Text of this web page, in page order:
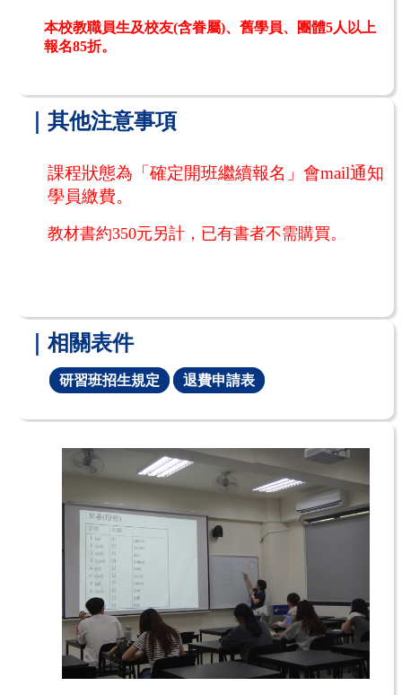
本校教職員生及校友(含眷屬)、舊學員、團體5人以上
報名85折。
｜其他注意事項
課程狀態為「確定開班繼續報名」會mail通知
學員繳費。
教材書約350元另計，已有書者不需購買。
｜相關表件
研習班招生規定 退費申請表